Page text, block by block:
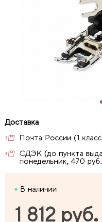
Почта России (1
СДЭК (до пункта
понедельник, 470 руб.
В наличии
1 812 руб.